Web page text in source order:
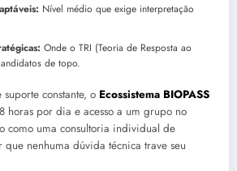
Nível médio que exige interpretação
Onde o TRI (Teoria de Resposta ao
de topo.
constante, o Ecossistema BIOPASS
horas por dia e acesso a um grupo no
como uma consultoria individual de
nenhuma dúvida técnica trave seu